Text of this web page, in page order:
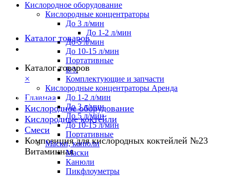
Кислородное оборудование
Кислородные концентраторы
До 3 л/мин
До 1-2 л/мин
До 5 л/мин
До 10-15 л/мин
Портативные
Б/У
Комплектующие и запчасти
Кислородные концентраторы Аренда
До 1-2 л/мин
До 3 л/мин
До 5 л/мин
До 10-15 л/мин
Портативные
Маски, канюли
Маски
Канюли
Пикфлоуметры
Каталог товаров
Каталог товаров
×
8 800 551 02 33
Главная
Кислородное оборудование
Кислородные коктейли
Смеси
Композиция для кислородных коктейлей №23
Витаминная